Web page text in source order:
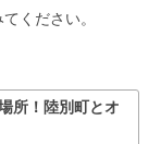
ください。
所！陸別町とオ